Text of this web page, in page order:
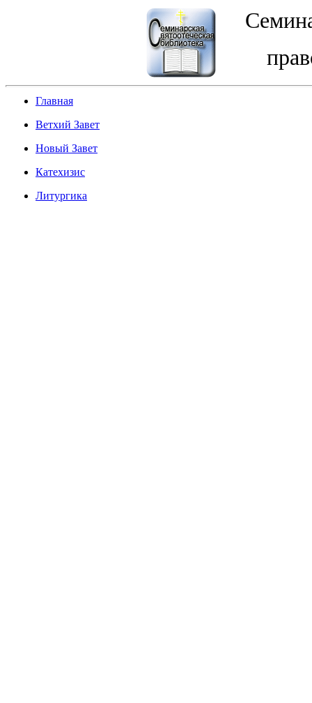
Главная
Ветхий Завет
Новый Завет
Катехизис
Литургика